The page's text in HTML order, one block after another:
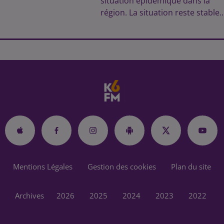
région. La situation reste
Mentions Légales Gestion des cookies Plan du site
Archives 2026 2025 2024 2023 2022